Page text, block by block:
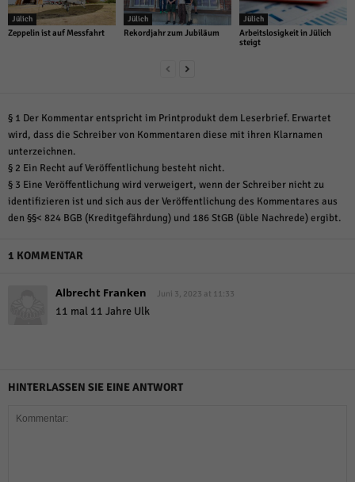
Jülich
Zeppelin ist auf Messfahrt
Jülich
Rekordjahr zum Jubiläum
Jülich
Arbeitslosigkeit in Jülich
steigt
§ 1 Der Kommentar entspricht im Printprodukt dem Leserbrief. Erwartet
wird, dass die Schreiber von Kommentaren diese mit ihren Klarnamen
unterzeichnen.
§ 2 Ein Recht auf Veröffentlichung besteht nicht.
§ 3 Eine Veröffentlichung wird verweigert, wenn der Schreiber nicht zu
identifizieren ist und sich aus der Veröffentlichung des Kommentares aus
den §§< 824 BGB (Kreditgefährdung) und 186 StGB (üble Nachrede) ergibt.
1 KOMMENTAR
Albrecht Franken Juni 3, 2023 at 11:33
11 mal 11 Jahre Ulk
HINTERLASSEN SIE EINE ANTWORT